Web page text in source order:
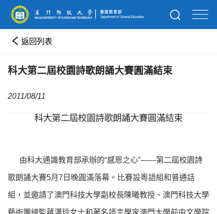
返回列表
科大第二屆校園詩歌朗誦大賽圓滿結束
2011/08/11
科大第二屆校園詩歌朗誦大賽圓滿結束
由科大通識教育部承辦的“感恩之心”——第二屆校園詩
歌朗誦大賽5月7日晚圓滿落幕。比賽設粵語組和普通話
組，並邀請了澳門科技大學副校長陳曦教授、澳門科技大學